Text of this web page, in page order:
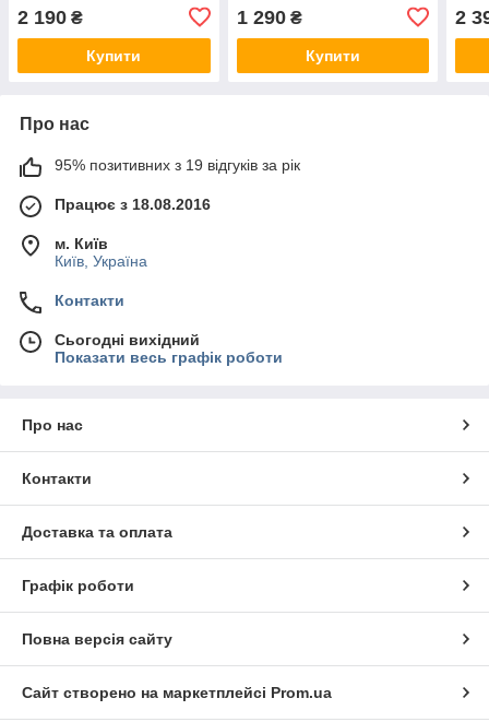
2 190 ₴
Купити
1 290₴
Купити
2
Про нас
95% позитивних з 19 відгуків за рік
Працює з 18.08.2016
м. Київ
Київ, Україна
Контакти
Сьогодні вихідний
Показати весь графік роботи
Про нас
Контакти
Доставка та оплата
Графік роботи
Повна версія сайту
Сайт створено на маркетплейсі Prom.ua